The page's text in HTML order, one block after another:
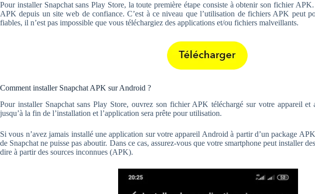
Pour installer Snapchat sans Play Store, la toute première étape consiste à obtenir son fichier
APK depuis un site web de confiance. C’est à ce niveau que l’utilisation de fichiers APK peut
fiables, il n’est pas impossible que vous téléchargiez des applications et/ou fichiers malveillants.
Comment installer Snapchat APK sur Android ?
Pour installer Snapchat sans Play Store, ouvrez son fichier APK téléchargé sur votre appareil et
jusqu’à la fin de l’installation et l’application sera prête pour utilisation.
Si vous n’avez jamais installé une application sur votre appareil Android à partir d’un package
de Snapchat ne puisse pas aboutir. Dans ce cas, assurez-vous que votre smartphone peut installer
dire à partir des sources inconnues (APK).